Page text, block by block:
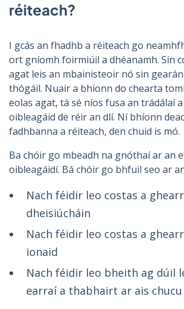
réiteach?
I gcás an fhadhb a réiteach go
ort gníomh foirmiúil a dhéanamh. Sin
agat leis an mbainisteoir nó sin
thógáil. Nuair a bhíonn do chearta
eolas agat, tá sé níos fusa an trádálaí
oibleagáid de réir an dlí. Ní bhíonn
fadhbanna a réiteach, den chuid is mó.
Ba chóir go mbeadh na gnóthaí ar an
oibleagáidí. Bá chóir go bhfuil seo ar
Nach féidir leo costas a
dheisiúcháin
Nach féidir leo costas a
ionaid
Nach féidir leo bheith ag dúil
earraí a thabhairt ar ais chucu